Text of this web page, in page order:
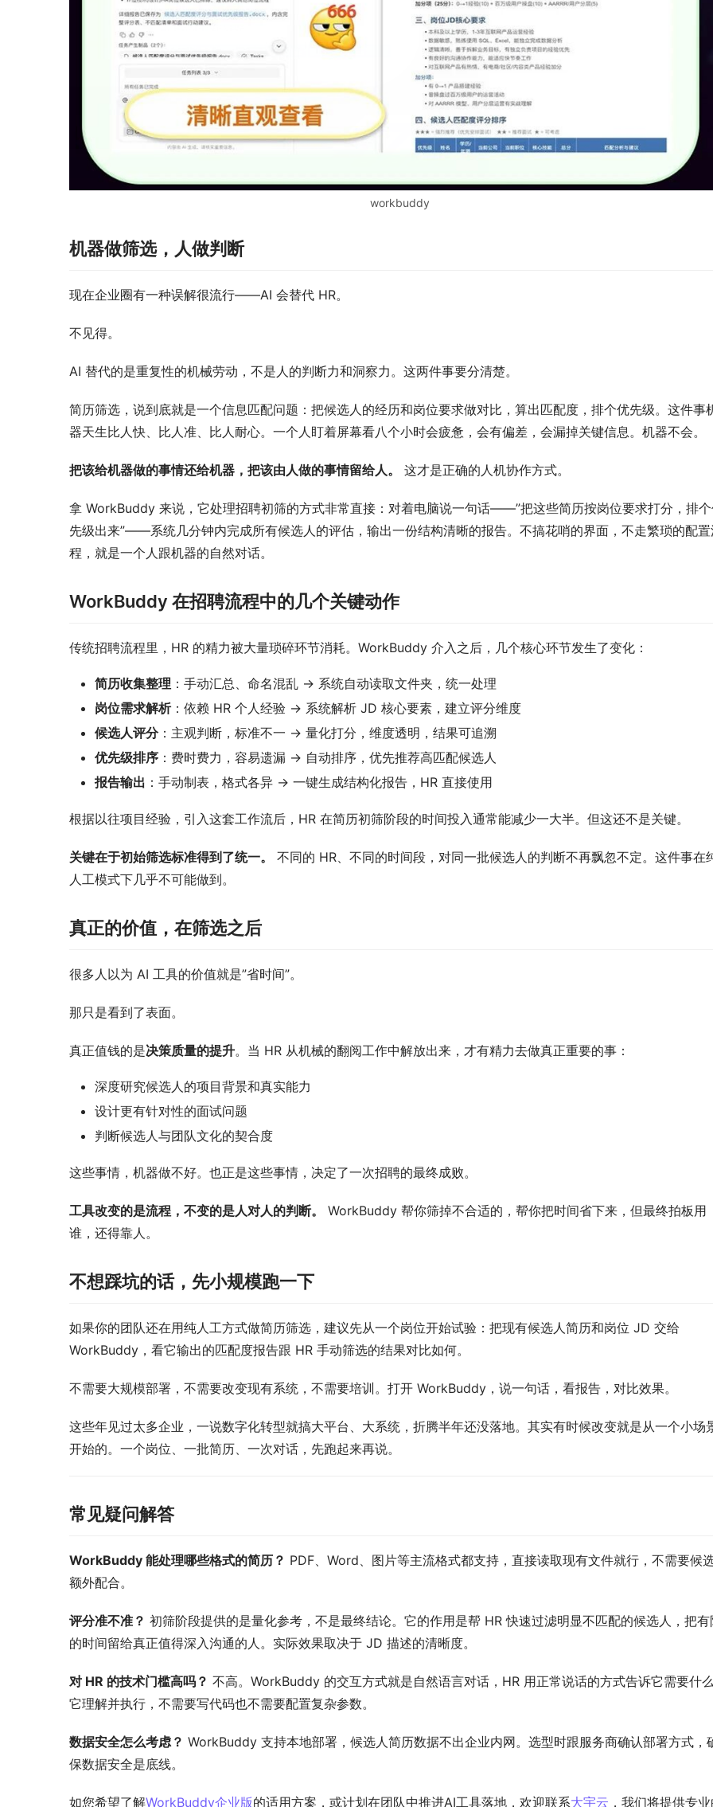
workbuddy
机器做筛选，人做判断
现在企业圈有一种误解很流行——AI 会替代 HR。
不见得。
AI 替代的是重复性的机械劳动，不是人的判断力和洞察力。这两件事要分清楚。
简历筛选，说到底就是一个信息匹配问题：把候选人的经历和岗位要求做对比，算出匹配度，排个优先级。这件事
器天生比人快、比人准、比人耐心。一个人盯着屏幕看八个小时会疲惫，会有偏差，会漏掉关键信息。机器不会。
把该给机器做的事情还给机器，把该由人做的事情留给人。 这才是正确的人机协作方式。
拿 WorkBuddy 来说，它处理招聘初筛的方式非常直接：对着电脑说一句话——”把这些简历按岗位要求打分，排
先级出来”——系统几分钟内完成所有候选人的评估，输出一份结构清晰的报告。不搞花哨的界面，不走繁琐的配
程，就是一个人跟机器的自然对话。
WorkBuddy 在招聘流程中的几个关键动作
传统招聘流程里，HR 的精力被大量琐碎环节消耗。WorkBuddy 介入之后，几个核心环节发生了变化：
简历收集整理 ：手动汇总、命名混乱 → 系统自动读取文件夹，统一处理
岗位需求解析：依赖 HR 个人经验 → 系统解析 JD 核心要素，建立评分维度
候选人评分：主观判断，标准不一 → 量化打分，维度透明，结果可追溯
优先级排序 ：费时费力，容易遗漏 → 自动排序，优先推荐高匹配候选人
报告输出 ：手动制表，格式各异 → 一键生成结构化报告，HR 直接使用
根据以往项目经验，引入这套工作流后，HR 在简历初筛阶段的时间投入通常能减少一大半。但这还不是关键。
关键在于初始筛选标准得到了统一。
不同的 HR、不同的时间段，对同一批候选人的判断不再飘忽不定。这件事在
人工模式下几乎不可能做到。
真正的价值，在筛选之后
很多人以为 AI 工具的价值就是”省时间”。
那只是看到了表面。
真正值钱的是决策质量的提升。当 HR 从机械的翻阅工作中解放出来，才有精力去做真正重要的事：
深度研究候选人的项目背景和真实能力
设计更有针对性的面试问题
判断候选人与团队文化的契合度
这些事情，机器做不好。也正是这些事情，决定了一次招聘的最终成败。
工具改变的是流程，不变的是人对人的判断。
WorkBuddy 帮你筛掉不合适的，帮你把时间省下来，但最终拍板用
谁，还得靠人。
不想踩坑的话，先小规模跑一下
如果你的团队还在用纯人工方式做简历筛选，建议先从一个岗位开始试验：把现有候选人简历和岗位 JD 交给
WorkBuddy，看它输出的匹配度报告跟 HR 手动筛选的结果对比如何。
不需要大规模部署，不需要改变现有系统，不需要培训。打开 WorkBuddy，说一句话，看报告，对比效果。
这些年见过太多企业，一说数字化转型就搞大平台、大系统，折腾半年还没落地。其实有时候改变就是从一个小场
开始的。一个岗位、一批简历、一次对话，先跑起来再说。
常见疑问解答
WorkBuddy 能处理哪些格式的简历？ PDF、Word、图片等主流格式都支持，直接读取现有文件就行，不需要候
额外配合。
评分准不准？ 初筛阶段提供的是量化参考，不是最终结论。它的作用是帮 HR 快速过滤明显不匹配的候选人，把有
的时间留给真正值得深入沟通的人。实际效果取决于 JD 描述的清晰度。
对 HR 的技术门槛高吗？ 不高。WorkBuddy 的交互方式就是自然语言对话，HR 用正常说话的方式告诉它需要什
它理解并执行，不需要写代码也不需要配置复杂参数。
数据安全怎么考虑？ WorkBuddy 支持本地部署，候选人简历数据不出企业内网。选型时跟服务商确认部署方式，
保数据安全是底线。
如您希望了解WorkBuddy企业版的适用方案，或计划在团队中推进AI工具落地，欢迎联系大宇云 ，我们将提供专